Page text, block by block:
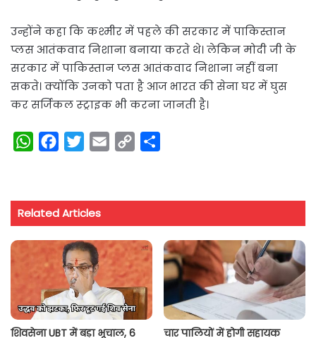
उन्होंने कहा कि कश्मीर में पहले की सरकार में पाकिस्तान
प्लस आतंकवाद निशाना बनाया करते थे। लेकिन मोदी जी के
सरकार में पाकिस्तान प्लस आतंकवाद निशाना नहीं बना
सकते। क्योंकि उनको पता है आज भारत की सेना घर में घुस
कर सर्जिकल स्ट्राइक भी करना जानती है।
W
t
s
A
p
e
b
o
o
k
t
t
e
r
i
y
i
n
k
r
Related Articles
शिवसेना UBT में बड़ा भूचाल, 6
चार पालियों में होगी सहायक